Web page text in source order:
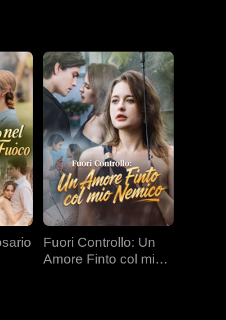
Fuori Controllo: Un
Amore Finto col mio